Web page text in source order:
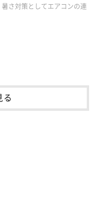
ニット
さ対策としてエアコンの連